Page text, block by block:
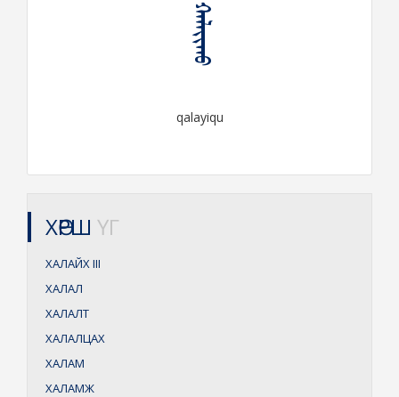
ᠬᠠᠯᠠᠶᠢᠬᠤ
qalayiqu
ХӨРШ ҮГ
ХАЛАЙХIII
ХАЛАЛ
ХАЛАЛТ
ХАЛАЛЦАХ
ХАЛАМ
ХАЛАМЖ